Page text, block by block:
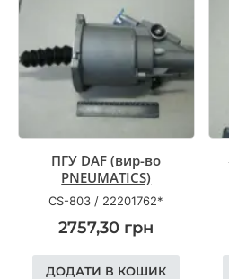
ПГУ DAF (вир-во
PNEUMATICS)
CS-803 / 22201762*
2757,30 грн
ДОДАТИ В КОШИК